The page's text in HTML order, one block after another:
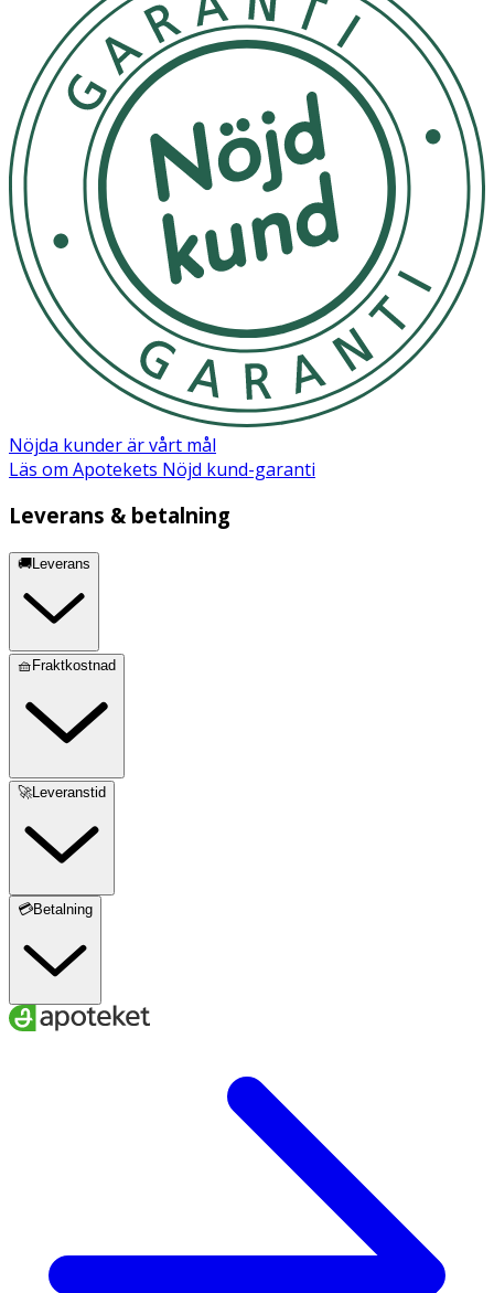
Nöjda kunder är vårt mål
Läs om Apotekets Nöjd kund-garanti
Leverans & betalning
🚚Leverans
🧺Fraktkostnad
🚀Leveranstid
💳Betalning